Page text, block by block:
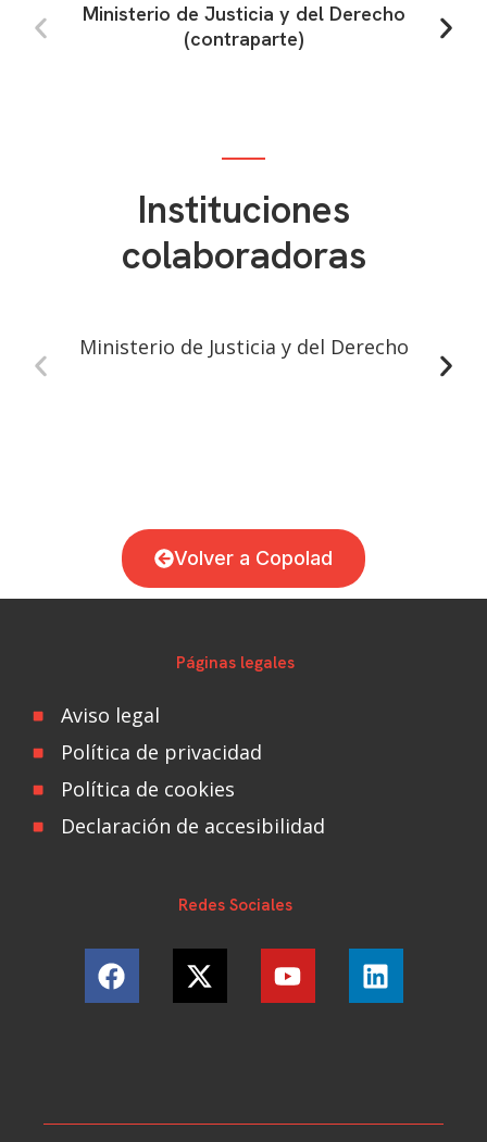
Ministerio de Justicia y del Derecho
(contraparte)
Instituciones
colaboradoras
Ministerio de Justicia y del Derecho
Volver a Copolad
Páginas legales
Aviso legal
Política de privacidad
Política de cookies
Declaración de accesibilidad
Redes Sociales